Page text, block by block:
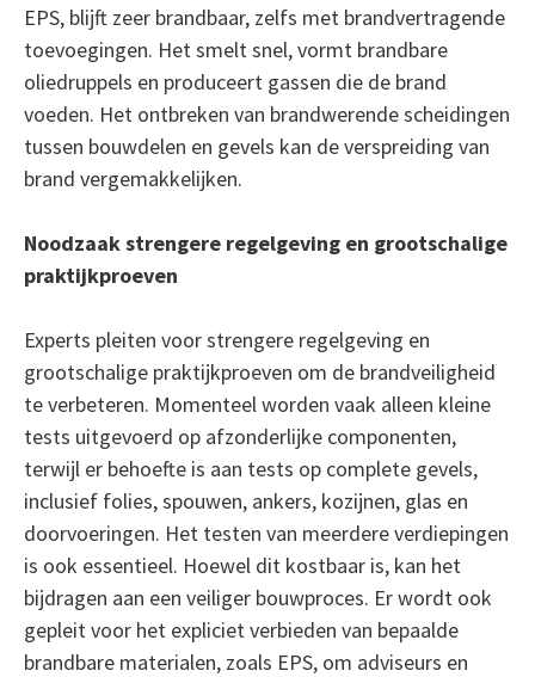
EPS, blijft zeer brandbaar, zelfs met brandvertragende
toevoegingen. Het smelt snel, vormt brandbare
oliedruppels en produceert gassen die de brand
voeden. Het ontbreken van brandwerende scheidingen
tussen bouwdelen en gevels kan de verspreiding van
brand vergemakkelijken.
Noodzaak strengere regelgeving en grootschalige
praktijkproeven
Experts pleiten voor strengere regelgeving en
grootschalige praktijkproeven om de brandveiligheid
te verbeteren. Momenteel worden vaak alleen kleine
tests uitgevoerd op afzonderlijke componenten,
terwijl er behoefte is aan tests op complete gevels,
inclusief folies, spouwen, ankers, kozijnen, glas en
doorvoeringen. Het testen van meerdere verdiepingen
is ook essentieel. Hoewel dit kostbaar is, kan het
bijdragen aan een veiliger bouwproces. Er wordt ook
gepleit voor het expliciet verbieden van bepaalde
brandbare materialen, zoals EPS, om adviseurs en